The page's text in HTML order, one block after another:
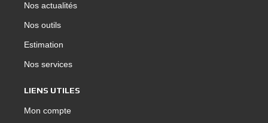
Nos actualités
Nos outils
Estimation
Nos services
LIENS UTILES
Mon compte